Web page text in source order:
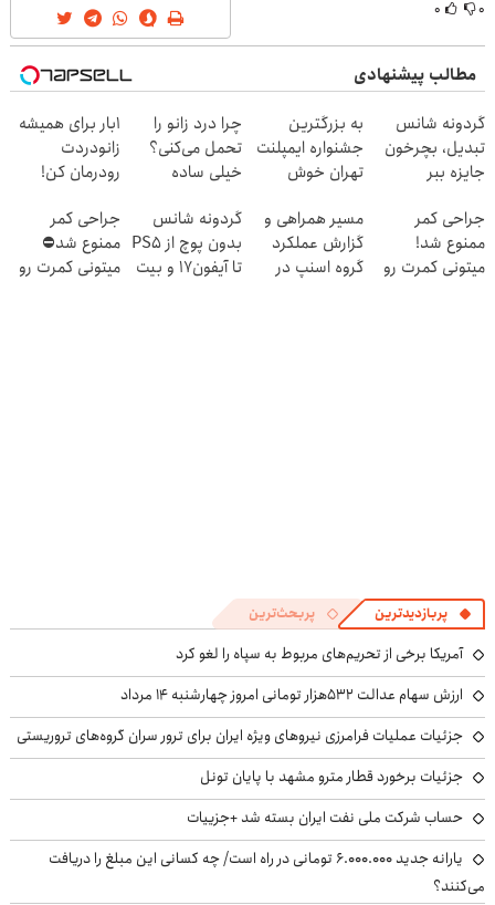
۰ ۰
مطالب پیشنهادی
گردونه شانس
تبدیل، بچرخون
جایزه ببر
به بزرگترین
جشنواره ایمپلنت
تهران خوش
۲۵ میلیون !
چرا درد زانو را
تحمل می‌کنی؟
خیلی ساده
کن
1بار برای همیشه
زانودردت
رودرمان کن!
◂پرسشنامه▸
جراحی کمر
ممنوع شد!
میتونی کمرت رو
مسیر همراهی و
گزارش عملکرد
گروه اسنپ در
گردونه شانس
بدون پوچ از PS5
تا آیفون17 و بیت
جراحی کمر
ممنوع شد⛔
میتونی کمرت رو
پربازدیدترین پربحث‌ترین
آمریکا برخی از تحریم‌های مربوط به سپاه را لغو کرد
ارزش سهام عدالت ۵۳۲هزار تومانی امروز چهارشنبه ۱۴ مرداد
جزئیات عملیات فرامرزی نیروهای ویژه ایران برای ترور سران گروه‌های تروریستی
جزئیات برخورد قطار مترو مشهد با پایان تونل
حساب‌ شرکت ملی نفت ایران بسته شد +جزییات
یارانه جدید ۶.۰۰۰.۰۰۰ تومانی در راه است/ چه کسانی این مبلغ را دریافت
می‌کنند؟